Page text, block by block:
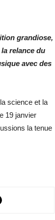
grandiose,
relance du
avec des
science et la
19 janvier
la tenue